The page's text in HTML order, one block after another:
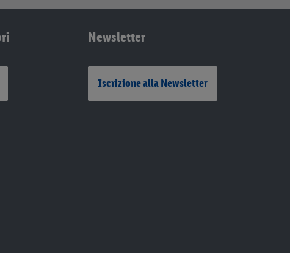
Newsletter
Iscrizione alla Newsletter